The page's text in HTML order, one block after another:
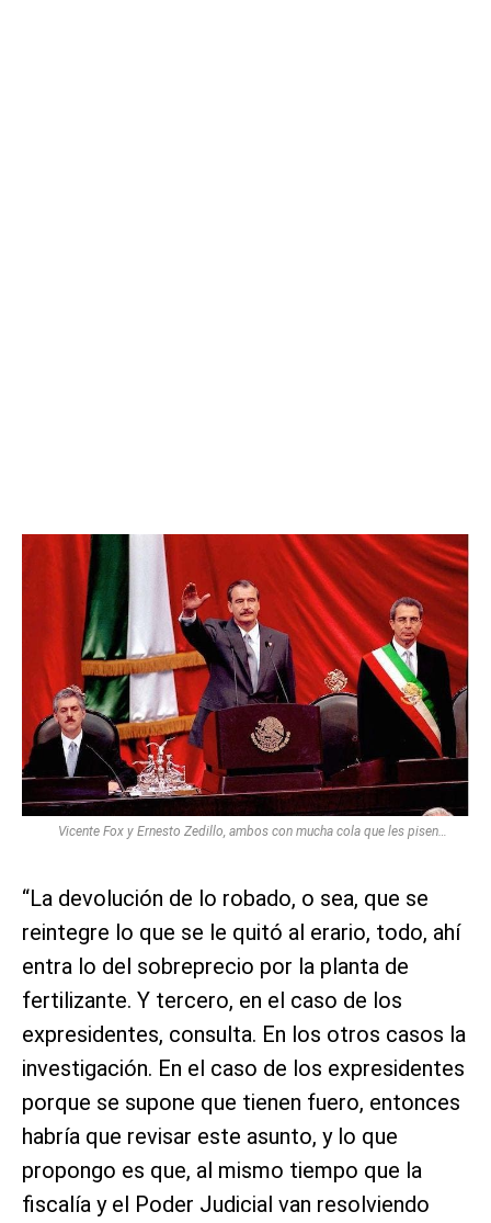
Vicente Fox y Ernesto Zedillo, ambos con mucha cola que les pisen…
“La devolución de lo robado, o sea, que se
reintegre lo que se le quitó al erario, todo, ahí
entra lo del sobreprecio por la planta de
fertilizante. Y tercero, en el caso de los
expresidentes, consulta. En los otros casos la
investigación. En el caso de los expresidentes
porque se supone que tienen fuero, entonces
habría que revisar este asunto, y lo que
propongo es que, al mismo tiempo que la
fiscalía y el Poder Judicial van resolviendo